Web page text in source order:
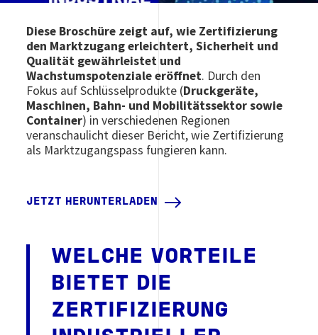
Diese Broschüre zeigt auf, wie Zertifizierung
den Marktzugang erleichtert, Sicherheit und
Qualität gewährleistet und
Wachstumspotenziale eröffnet. Durch den
Fokus auf Schlüsselprodukte (Druckgeräte,
Maschinen, Bahn- und Mobilitätssektor sowie
Container) in verschiedenen Regionen
veranschaulicht dieser Bericht, wie Zertifizierung
als Marktzugangspass fungieren kann.
JETZT HERUNTERLADEN
WELCHE VORTEILE
BIETET DIE
ZERTIFIZIERUNG